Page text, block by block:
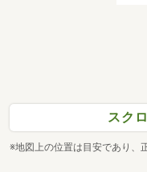
スク
※地図上の位置は目安であり、